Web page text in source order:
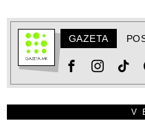
GAZETA